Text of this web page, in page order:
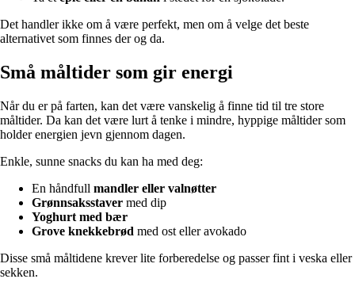
Det handler ikke om å være perfekt, men om å velge det beste
alternativet som finnes der og da.
Små måltider som gir energi
Når du er på farten, kan det være vanskelig å finne tid til tre store
måltider. Da kan det være lurt å tenke i mindre, hyppige måltider som
holder energien jevn gjennom dagen.
Enkle, sunne snacks du kan ha med deg:
En håndfull mandler eller valnøtter
Grønnsaksstaver med dip
Yoghurt med bær
Grove knekkebrød med ost eller avokado
Disse små måltidene krever lite forberedelse og passer fint i veska eller
sekken.